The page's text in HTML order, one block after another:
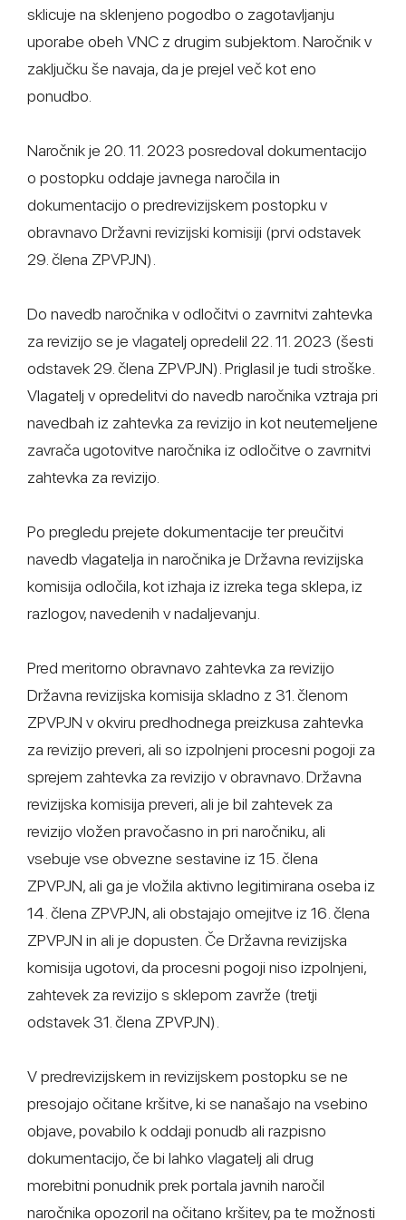
sklicuje na sklenjeno pogodbo o zagotavljanju
uporabe obeh VNC z drugim subjektom. Naročnik v
zaključku še navaja, da je prejel več kot eno
ponudbo.
Naročnik je 20. 11. 2023 posredoval dokumentacijo
o postopku oddaje javnega naročila in
dokumentacijo o predrevizijskem postopku v
obravnavo Državni revizijski komisiji (prvi odstavek
29. člena ZPVPJN).
Do navedb naročnika v odločitvi o zavrnitvi zahtevka
za revizijo se je vlagatelj opredelil 22. 11. 2023 (šesti
odstavek 29. člena ZPVPJN). Priglasil je tudi stroške.
Vlagatelj v opredelitvi do navedb naročnika vztraja pri
navedbah iz zahtevka za revizijo in kot neutemeljene
zavrača ugotovitve naročnika iz odločitve o zavrnitvi
zahtevka za revizijo.
Po pregledu prejete dokumentacije ter preučitvi
navedb vlagatelja in naročnika je Državna revizijska
komisija odločila, kot izhaja iz izreka tega sklepa, iz
razlogov, navedenih v nadaljevanju.
Pred meritorno obravnavo zahtevka za revizijo
Državna revizijska komisija skladno z 31. členom
ZPVPJN v okviru predhodnega preizkusa zahtevka
za revizijo preveri, ali so izpolnjeni procesni pogoji za
sprejem zahtevka za revizijo v obravnavo. Državna
revizijska komisija preveri, ali je bil zahtevek za
revizijo vložen pravočasno in pri naročniku, ali
vsebuje vse obvezne sestavine iz 15. člena
ZPVPJN, ali ga je vložila aktivno legitimirana oseba iz
14. člena ZPVPJN, ali obstajajo omejitve iz 16. člena
ZPVPJN in ali je dopusten. Če Državna revizijska
komisija ugotovi, da procesni pogoji niso izpolnjeni,
zahtevek za revizijo s sklepom zavrže (tretji
odstavek 31. člena ZPVPJN).
V predrevizijskem in revizijskem postopku se ne
presojajo očitane kršitve, ki se nanašajo na vsebino
objave, povabilo k oddaji ponudb ali razpisno
dokumentacijo, če bi lahko vlagatelj ali drug
morebitni ponudnik prek portala javnih naročil
naročnika opozoril na očitano kršitev, pa te možnosti